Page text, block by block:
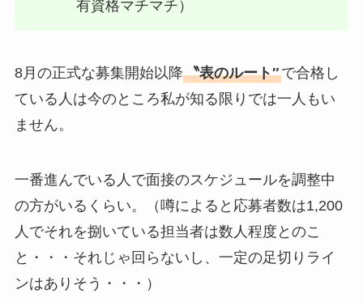
有資格マチマチ）
8月の正式な募集開始以降〝表のルート″で合格し
ている人は今のところ私が知る限りでは一人もい
ません。
一番進んでいる人で面接のスケジュールを調整中
の方がいるくらい。（噂によると応募者数は1,200
人でそれを捌いている担当者は数人程度とのこ
と・・・それじゃ回らないし、一定の足切りライ
ンはありそう・・・）